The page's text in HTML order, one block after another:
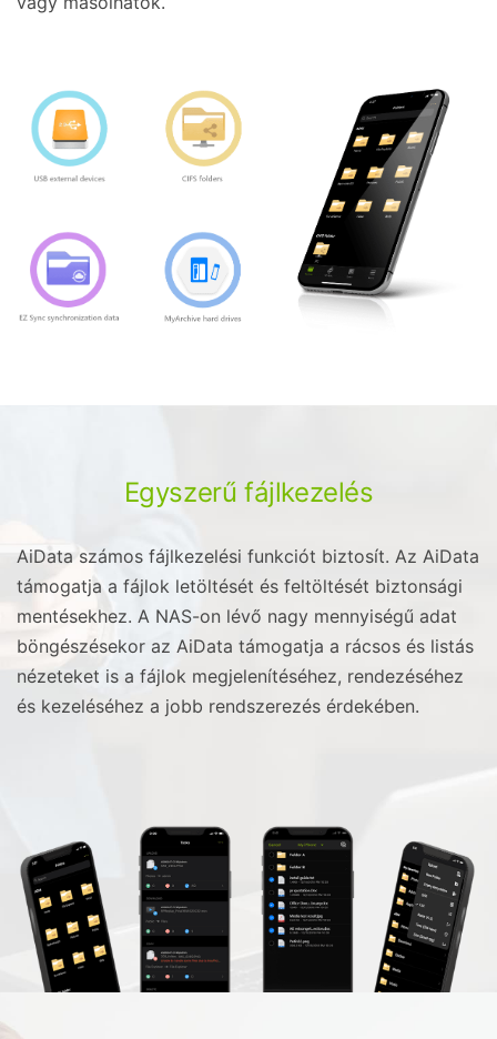
Egyszerű fájlkezelés
AiData számos fájlkezelési funkciót biztosít. Az AiData
támogatja a fájlok letöltését és feltöltését biztonsági
mentésekhez. A NAS-on lévő nagy mennyiségű adat
böngészésekor az AiData támogatja a rácsos és listás
nézeteket is a fájlok megjelenítéséhez, rendezéséhez
és kezeléséhez a jobb rendszerezés érdekében.